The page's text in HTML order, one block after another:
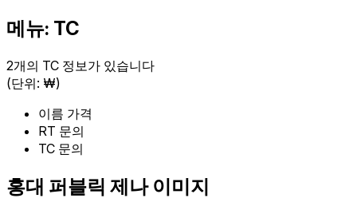
메뉴: TC
2개의 TC 정보가 있습니다
(단위: ₩)
이름 가격
RT 문의
TC 문의
홍대 퍼블릭 제나 이미지